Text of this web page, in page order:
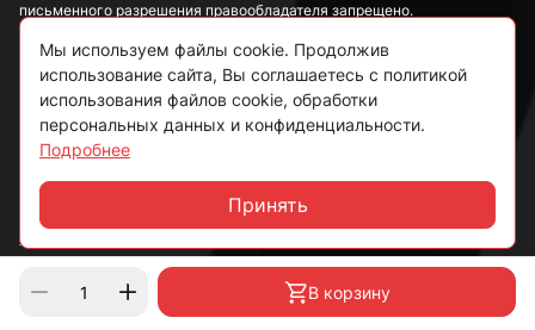
В корзину
письменного разрешения правообладателя запрещено.
Информация, представленная на сайте, носит исключительно
ознакомительный характер и не может рассматриваться как
публичная оферта в соответствии со ст. 437 ГК РФ.
Политика конфиденциальности
Согласие на обработку данных
Пользовательское соглашение
Мы используем файлы cookie. Продолжив
использование сайта, Вы соглашаетесь с политикой
использования файлов cookie, обработки
персональных данных и конфиденциальности.
Подробнее
Принять
Чат